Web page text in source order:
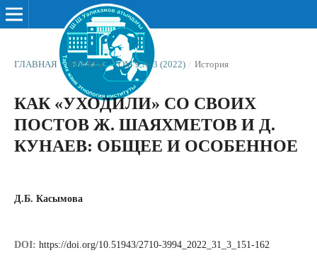
ГЛАВНАЯ / АРХИВЫ / ТОМ 9 № 3 (2022) / История
КАК «УХОДИЛИ» СО СВОИХ
ПОСТОВ Ж. ШАЯХМЕТОВ И Д.
КУНАЕВ: ОБЩЕЕ И ОСОБЕННОЕ
Д.Б. Касымова
DOI: https://doi.org/10.51943/2710-3994_2022_31_3_151-162